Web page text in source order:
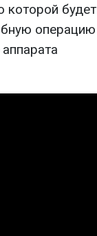
которой будет
операцию